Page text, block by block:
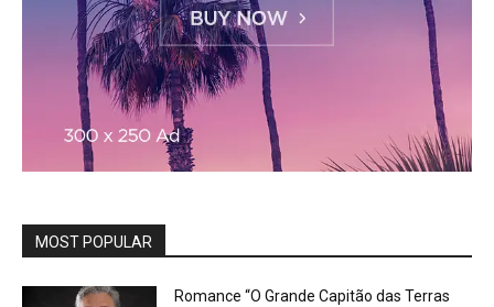
MOST POPULAR
Romance “O Grande Capitão das Terras